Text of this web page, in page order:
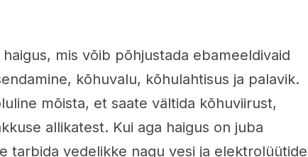
mis võib põhjustada ebameeldivaid
kõhuvalu, kõhulahtisus ja palavik.
mõista, et saate vältida kõhuviirust,
allikatest. Kui aga haigus on juba
tarbida vedelikke nagu vesi ja elektrolüütide